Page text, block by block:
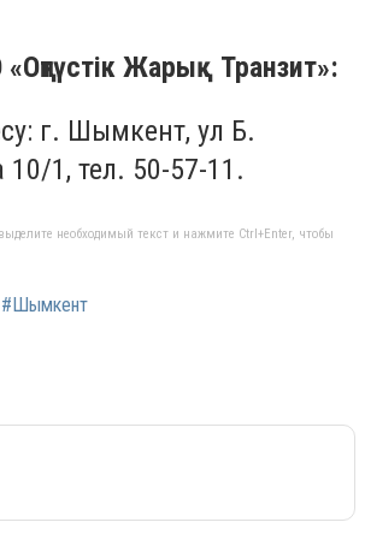
Жарық Транзит»:
г. Шымкент, ул Б.
10/1, тел. 50-57-11.
необходимый текст и нажмите Ctrl+Enter, чтобы
#Шымкент